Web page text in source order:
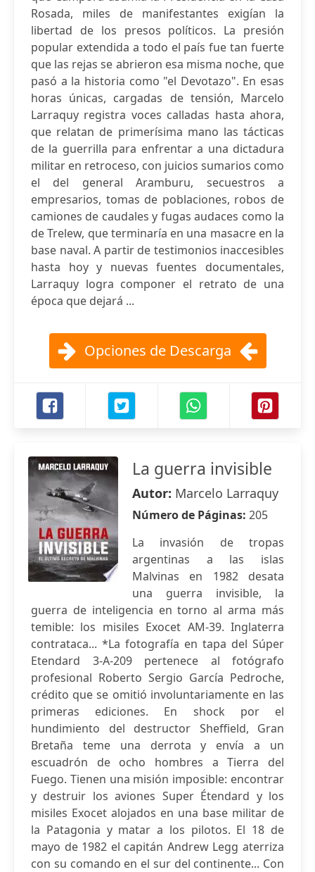
Rosada, miles de manifestantes exigían la
libertad de los presos políticos. La presión
popular extendida a todo el país fue tan fuerte
que las rejas se abrieron esa misma noche, que
pasó a la historia como "el Devotazo". En esas
horas únicas, cargadas de tensión, Marcelo
Larraquy registra voces calladas hasta ahora,
que relatan de primerísima mano las tácticas
de la guerrilla para enfrentar a una dictadura
militar en retroceso, con juicios sumarios como
el del general Aramburu, secuestros a
empresarios, tomas de poblaciones, robos de
camiones de caudales y fugas audaces como la
de Trelew, que terminaría en una masacre en la
base naval. A partir de testimonios inaccesibles
hasta hoy y nuevas fuentes documentales,
Larraquy logra componer el retrato de una
época que dejará ...
Opciones de Descarga
La guerra invisible
Autor: Marcelo Larraquy
Número de Páginas: 205
La invasión de tropas
argentinas a las islas
Malvinas en 1982 desata
una guerra invisible, la
guerra de inteligencia en torno al arma más
temible: los misiles Exocet AM-39. Inglaterra
contrataca... *La fotografía en tapa del Súper
Etendard 3-A-209 pertenece al fotógrafo
profesional Roberto Sergio García Pedroche,
crédito que se omitió involuntariamente en las
primeras ediciones. En shock por el
hundimiento del destructor Sheffield, Gran
Bretaña teme una derrota y envía a un
escuadrón de ocho hombres a Tierra del
Fuego. Tienen una misión imposible: encontrar
y destruir los aviones Super Étendard y los
misiles Exocet alojados en una base militar de
la Patagonia y matar a los pilotos. El 18 de
mayo de 1982 el capitán Andrew Legg aterriza
con su comando en el sur del continente... Con